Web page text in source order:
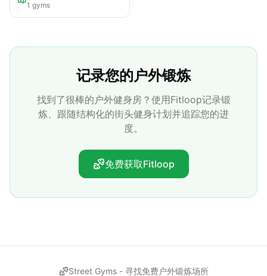
1 gyms
记录您的户外锻炼
找到了很棒的户外健身房？使用Fitloop记录锻
炼、跟随结构化的街头健身计划并追踪您的进
度。
免费获取Fitloop
Street Gyms - 寻找免费户外锻炼场所